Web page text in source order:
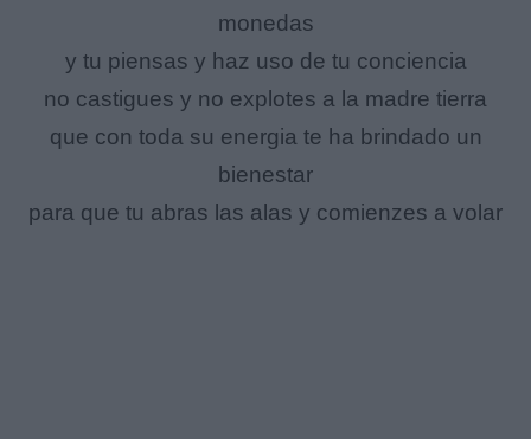
monedas
y tu piensas y haz uso de tu conciencia
no castigues y no explotes a la madre tierra
que con toda su energia te ha brindado un
bienestar
para que tu abras las alas y comienzes a volar